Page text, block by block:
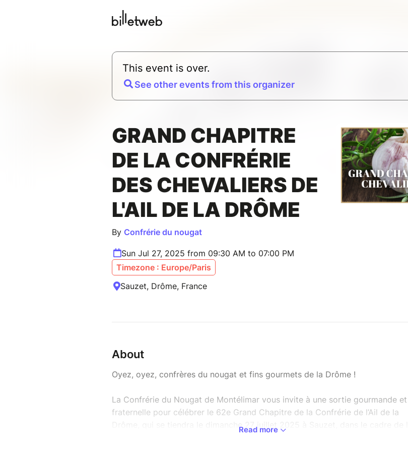
This event is over.
See other events from this organizer
GRAND CHAPITRE
DE LA CONFRÉRIE
DES CHEVALIERS DE
L'AIL DE LA DRÔME
By Confrérie du nougat
Sun Jul 27, 2025 from 09:30 AM to 07:00 PM
Timezone : Europe/Paris
Sauzet, Drôme, France
About
Oyez, oyez, confrères du nougat et fins gourmets de la Drôme !
La Confrérie du Nougat de Montélimar vous invite à une sortie gourmande et
fraternelle pour célébrer le 62e Grand Chapitre de la Confrérie de l’Ail de la
Drôme, qui se tiendra le dimanche 27 juillet 2025 à Sauzet, dans le cadre de la
Read more